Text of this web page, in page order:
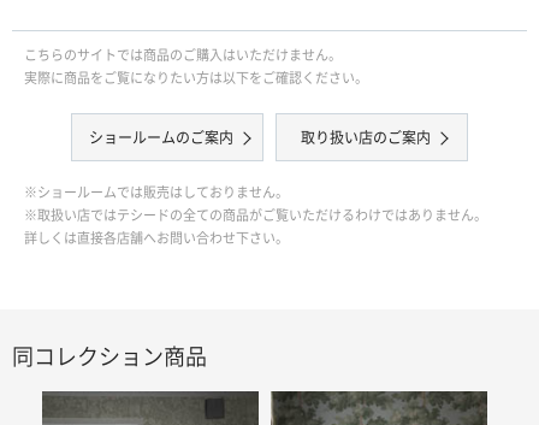
こちらのサイトでは商品のご購入はいただけません。
実際に商品をご覧になりたい方は以下をご確認ください。
ショールームのご案内 取り扱い店のご案内
※ショールームでは販売はしておりません。
※取扱い店ではテシードの全ての商品がご覧いただけるわけではありません。
詳しくは直接各店舗へお問い合わせ下さい。
同コレクション商品